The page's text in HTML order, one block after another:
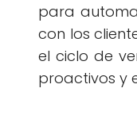
para
con los
el ciclo de
proactivos y